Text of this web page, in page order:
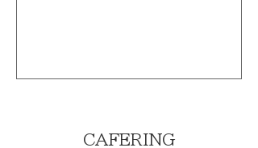
CAFERING